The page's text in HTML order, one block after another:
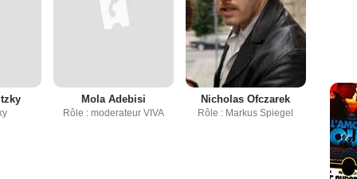
Mola Adebisi
Rôle : moderateur VIVA
Nicholas Ofczarek
Rôle : Markus Spiegel